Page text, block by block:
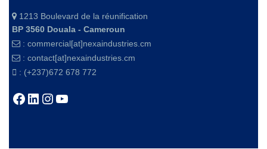
1213 Boulevard de la réunification
BP 3560 Douala - Cameroun
: commercial[at]nexaindustries.cm
: contact[at]nexaindustries.cm
: (+237)672 678 772
Facebook
LinkedIn
Instagram
YouTube